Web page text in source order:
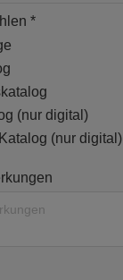
*
(nur digital)
(nur digital)